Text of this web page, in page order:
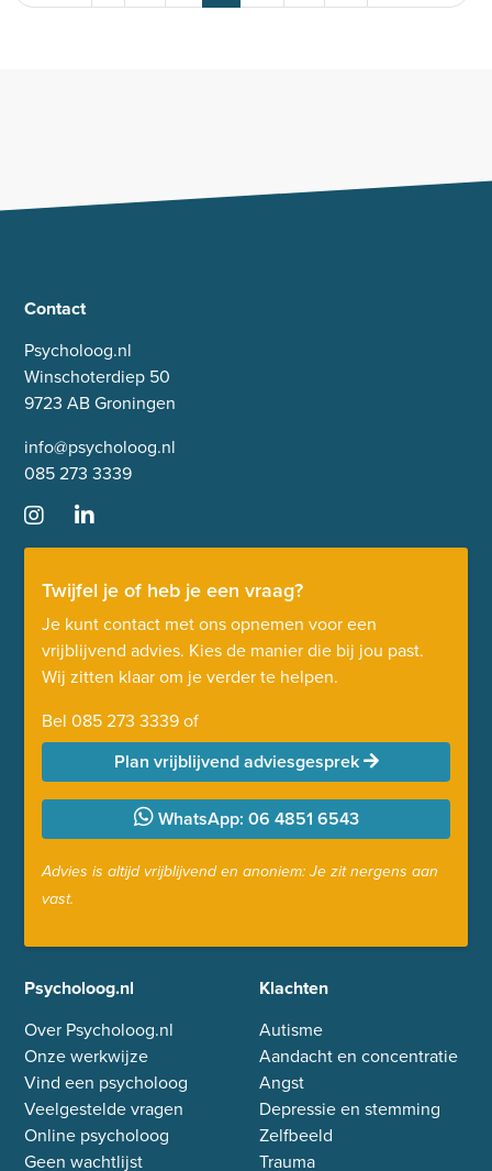
Contact
Psycholoog.nl
Winschoterdiep 50
9723 AB Groningen
info@psycholoog.nl
085 273 3339
Twijfel je of heb je een vraag?
Je kunt contact met ons opnemen voor een
vrijblijvend advies. Kies de manier die bij jou past.
Wij zitten klaar om je verder te helpen.
Bel 085 273 3339of
Plan vrijblijvend adviesgesprek
WhatsApp: 06 4851 6543
Advies is altijd vrijblijvend en anoniem: Je zit nergens aan
vast.
Psycholoog.nl
Over Psycholoog.nl
Onze werkwijze
Vind een psycholoog
Veelgestelde vragen
Online psycholoog
Geen wachtlijst
Klachten
Autisme
Aandacht en concentratie
Angst
Depressie en stemming
Zelfbeeld
Trauma